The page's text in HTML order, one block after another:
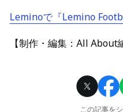
Leminoで『Lemino
【制作・編集：All About
この記事を